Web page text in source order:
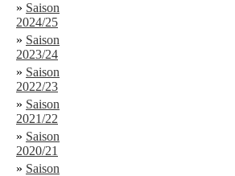
» Saison
2024/25
» Saison
2023/24
» Saison
2022/23
» Saison
2021/22
» Saison
2020/21
» Saison